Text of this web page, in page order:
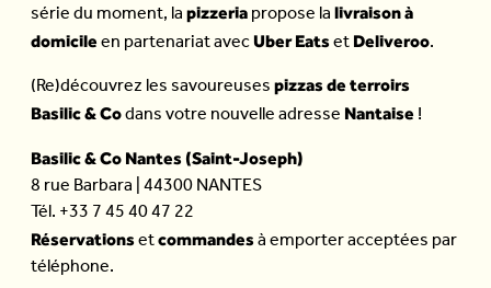
série du moment, la pizzeriapropose la livraison à
domicileen partenariat avecUber Eatset Deliveroo.
(Re)découvrez les savoureuses pizzas de terroirs
Basilic & Codans votre nouvelle adresse Nantaise!
Basilic & Co Nantes (Saint-Joseph)
8 rue Barbara | 44300 NANTES
Tél. +33 7 45 40 47 22
Réservationsetcommandesà emporter acceptées par
téléphone.